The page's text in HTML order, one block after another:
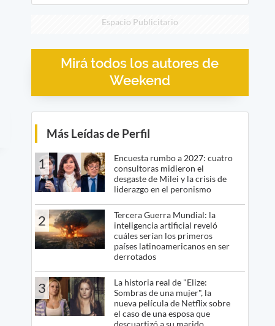
Espacio Publicitario
Mirá todos los autores de
Weekend
Más Leídas de Perfil
1
Encuesta rumbo a 2027: cuatro
consultoras midieron el
desgaste de Milei y la crisis de
liderazgo en el peronismo
2
Tercera Guerra Mundial: la
inteligencia artificial reveló
cuáles serían los primeros
países latinoamericanos en ser
derrotados
3
La historia real de "Elize:
Sombras de una mujer", la
nueva película de Netflix sobre
el caso de una esposa que
descuartizó a su marido